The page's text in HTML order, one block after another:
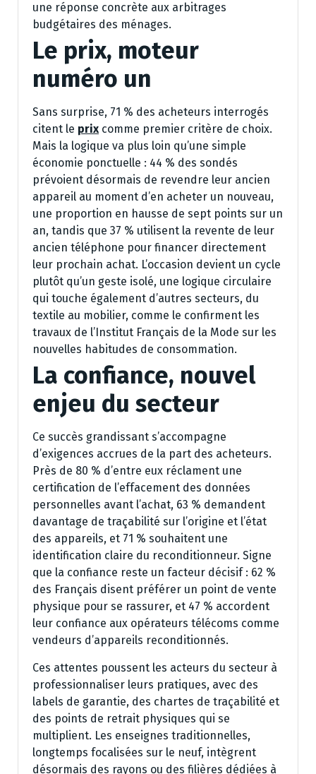
une réponse concrète aux arbitrages
budgétaires des ménages.
Le prix, moteur
numéro un
Sans surprise, 71 % des acheteurs interrogés
citent le prixcomme premier critère de choix.
Mais la logique va plus loin qu’une simple
économie ponctuelle : 44 % des sondés
prévoient désormais de revendre leur ancien
appareil au moment d’en acheter un nouveau,
une proportion en hausse de sept points sur un
an, tandis que 37 % utilisent la revente de leur
ancien téléphone pour financer directement
leur prochain achat. L’occasion devient un cycle
plutôt qu’un geste isolé, une logique circulaire
qui touche également d’autres secteurs, du
textile au mobilier, comme le confirment les
travaux de l’Institut Français de la Mode sur les
nouvelles habitudes de consommation.
La confiance, nouvel
enjeu du secteur
Ce succès grandissant s’accompagne
d’exigences accrues de la part des acheteurs.
Près de 80 % d’entre eux réclament une
certification de l’effacement des données
personnelles avant l’achat, 63 % demandent
davantage de traçabilité sur l’origine et l’état
des appareils, et 71 % souhaitent une
identification claire du reconditionneur. Signe
que la confiance reste un facteur décisif : 62 %
des Français disent préférer un point de vente
physique pour se rassurer, et 47 % accordent
leur confiance aux opérateurs télécoms comme
vendeurs d’appareils reconditionnés.
Ces attentes poussent les acteurs du secteur à
professionnaliser leurs pratiques, avec des
labels de garantie, des chartes de traçabilité et
des points de retrait physiques qui se
multiplient. Les enseignes traditionnelles,
longtemps focalisées sur le neuf, intègrent
désormais des rayons ou des filières dédiées à